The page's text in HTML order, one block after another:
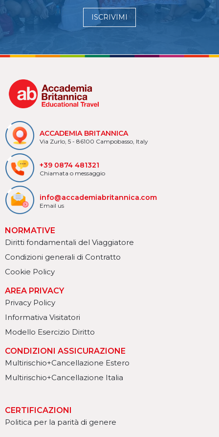
ISCRIVIMI
ACCADEMIA BRITANNICA
Via Zurlo, 5 - 86100 Campobasso, Italy
+39 0874 481321
Chiamata o messaggio
info@accademiabritannica.com
Email us
NORMATIVE
Diritti fondamentali del Viaggiatore
Condizioni generali di Contratto
Cookie Policy
AREA PRIVACY
Privacy Policy
Informativa Visitatori
Modello Esercizio Diritto
CONDIZIONI ASSICURAZIONE
Multirischio+Cancellazione Estero
Multirischio+Cancellazione Italia
CERTIFICAZIONI
Politica per la parità di genere